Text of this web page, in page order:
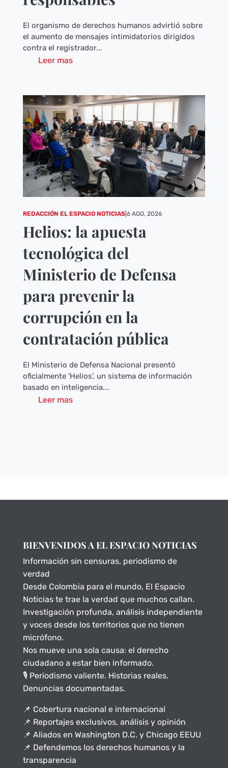
El organismo de derechos humanos advirtió sobre
el aumento de mensajes intimidatorios dirigidos
contra el registrador...
Leer mas
REDACCIÓN EL ESPACIO NOTICIAS| 6 AGO, 2026
Helios: la apuesta
tecnológica del
Ministerio de Defensa
para prevenir la
corrupción en la
contratación pública
El Ministerio de Defensa Nacional presentó
oficialmente 'Helios', un sistema de información
basado en inteligencia...
Leer mas
BIENVENIDOS A EL ESPACIO NOTICIAS
Información sin censuras, periodismo de
verdad
Desde Colombia para el mundo, El Espacio
Noticias te trae la verdad que muchos callan.
Investigación profunda, análisis independiente
y voces desde los territorios que no tienen
micrófono.
Nos mueve una sola causa: el derecho
ciudadano a estar bien informado.
🎙️ Periodismo valiente. Historias reales.
Denuncias documentadas.
📌 Cobertura nacional e internacional
📌 Reportajes exclusivos, análisis y opinión
📌 Aliados en Washington D.C. y Chicago EEUU
📌 Defendemos los derechos humanos y la
transparencia